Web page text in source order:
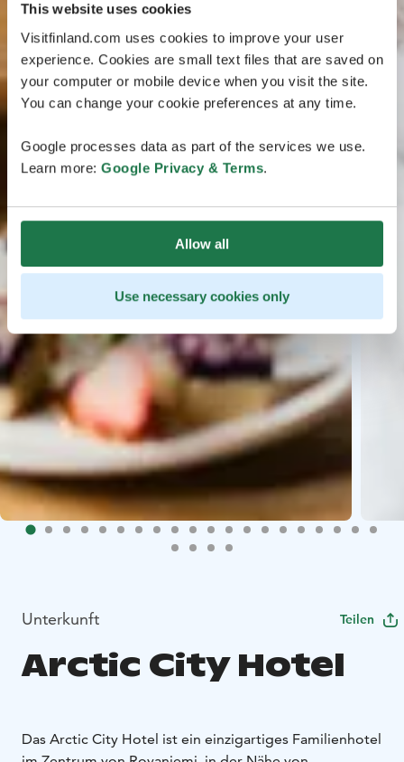
This website uses cookies
Visitfinland.com uses cookies to improve your user
experience. Cookies are small text files that are saved on
your computer or mobile device when you visit the site.
You can change your cookie preferences at any time.
Google processes data as part of the services we use.
Learn more: Google Privacy & Terms.
Allow all
Use necessary cookies only
Unterkunft Teilen
Arctic City Hotel
Das Arctic City Hotel ist ein einzigartiges Familienhotel